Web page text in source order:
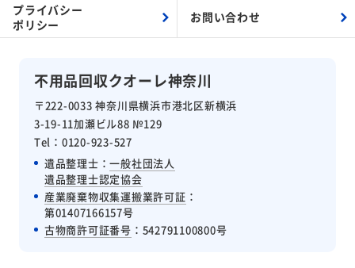
不用品回収クオーレ神奈川
〒222-0033 神奈川県横浜市港北区新横浜
3-19-11加瀬ビル88 №129
Tel：0120-923-527
遺品整理士：一般社団法人
遺品整理士認定協会
産業廃棄物収集運搬業許可証 ：
第01407166157号
古物商許可証番号 ：542791100800号
プライバシー
ポリシー
お問い合わせ